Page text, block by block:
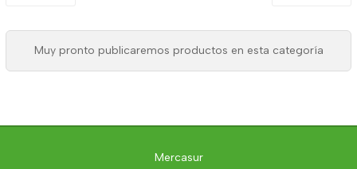
Muy pronto publicaremos productos en esta categoría
Mercasur